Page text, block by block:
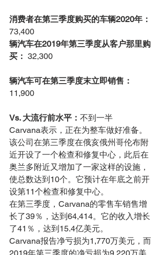
消费者在第三季度购买的车辆2020年：
73,400
辆汽车在2019年第三季度从客户那里购
买： 32,300
辆汽车可在第三季度末立即销售：
11,900
Vs. 大流行前水平： 不到一半
Carvana表示，正在为整车做好准备。
该公司在第三季度在俄亥俄州哥伦布附
近开设了一个检查和修复中心，此后在
奥兰多附近又增加了一家这样的设施，
使总数达到10个。它预计在年底之前开
设第11个检查和修复中心。
在第三季度，Carvana的零售车销售增
长了39％，达到64,414。它的收入增长
了41％，达到15.4亿美元。
Carvana报告净亏损为1,770万美元，而